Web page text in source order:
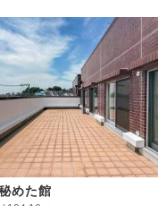
めた館